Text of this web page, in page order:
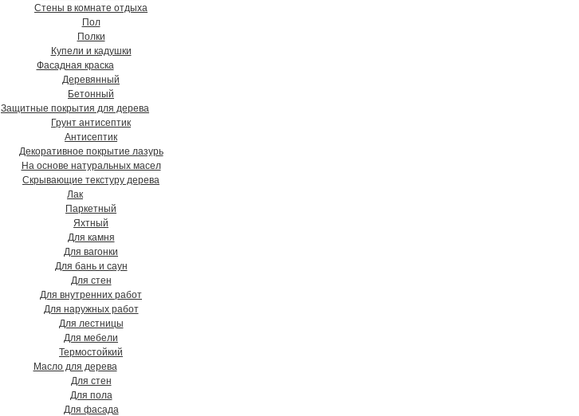
Стены в комнате отдыха
Пол
Полки
Купели и кадушки
Фасадная краска
Деревянный
Бетонный
Защитные покрытия для дерева
Грунт антисептик
Антисептик
Декоративное покрытие лазурь
На основе натуральных масел
Скрывающие текстуру дерева
Лак
Паркетный
Яхтный
Для камня
Для вагонки
Для бань и саун
Для стен
Для внутренних работ
Для наружных работ
Для лестницы
Для мебели
Термостойкий
Масло для дерева
Для стен
Для пола
Для фасада